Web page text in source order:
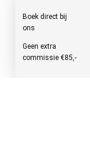
Boek direct bij
ons
Geen extra
commissie €85,-